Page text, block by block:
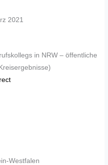
2021
in NRW – öffentliche
Westfalen